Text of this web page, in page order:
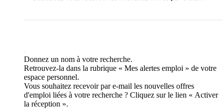
Donnez un nom à votre recherche.
Retrouvez-la dans la rubrique « Mes alertes emploi » de votre
espace personnel.
Vous souhaitez recevoir par e-mail les nouvelles offres
d'emploi liées à votre recherche ? Cliquez sur le lien « Activer
la réception ».